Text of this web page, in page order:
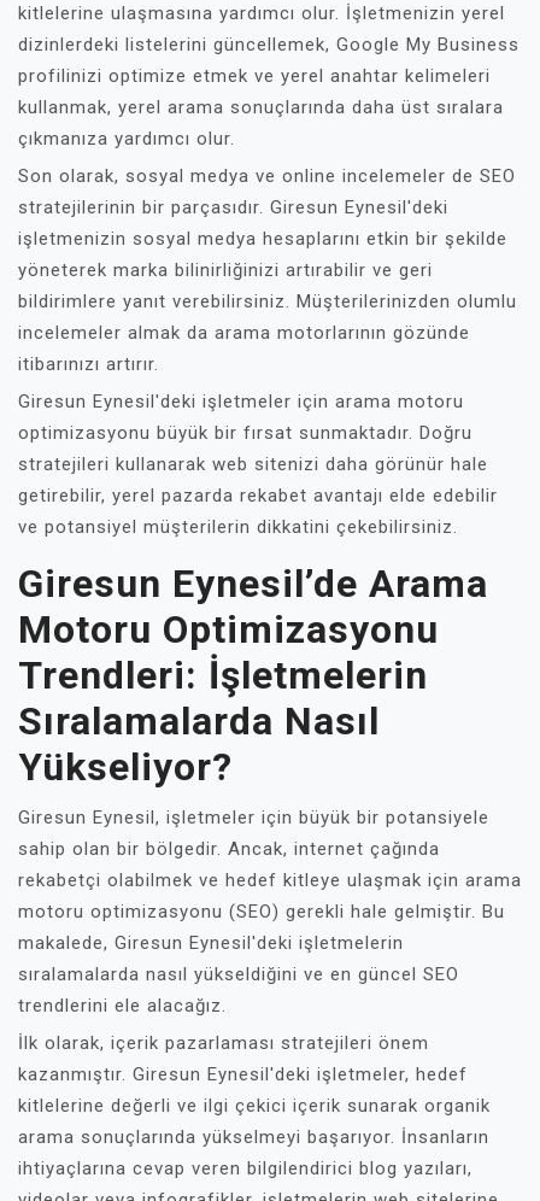
kitlelerine ulaşmasına yardımcı olur. İşletmenizin yerel
dizinlerdeki listelerini güncellemek, Google My Business
profilinizi optimize etmek ve yerel anahtar kelimeleri
kullanmak, yerel arama sonuçlarında daha üst sıralara
çıkmanıza yardımcı olur.
Son olarak, sosyal medya ve online incelemeler de SEO
stratejilerinin bir parçasıdır. Giresun Eynesil'deki
işletmenizin sosyal medya hesaplarını etkin bir şekilde
yöneterek marka bilinirliğinizi artırabilir ve geri
bildirimlere yanıt verebilirsiniz. Müşterilerinizden olumlu
incelemeler almak da arama motorlarının gözünde
itibarınızı artırır.
Giresun Eynesil'deki işletmeler için arama motoru
optimizasyonu büyük bir fırsat sunmaktadır. Doğru
stratejileri kullanarak web sitenizi daha görünür hale
getirebilir, yerel pazarda rekabet avantajı elde edebilir
ve potansiyel müşterilerin dikkatini çekebilirsiniz.
Giresun Eynesil’de Arama
Motoru Optimizasyonu
Trendleri: İşletmelerin
Sıralamalarda Nasıl
Yükseliyor?
Giresun Eynesil, işletmeler için büyük bir potansiyele
sahip olan bir bölgedir. Ancak, internet çağında
rekabetçi olabilmek ve hedef kitleye ulaşmak için arama
motoru optimizasyonu (SEO) gerekli hale gelmiştir. Bu
makalede, Giresun Eynesil'deki işletmelerin
sıralamalarda nasıl yükseldiğini ve en güncel SEO
trendlerini ele alacağız.
İlk olarak, içerik pazarlaması stratejileri önem
kazanmıştır. Giresun Eynesil'deki işletmeler, hedef
kitlelerine değerli ve ilgi çekici içerik sunarak organik
arama sonuçlarında yükselmeyi başarıyor. İnsanların
ihtiyaçlarına cevap veren bilgilendirici blog yazıları,